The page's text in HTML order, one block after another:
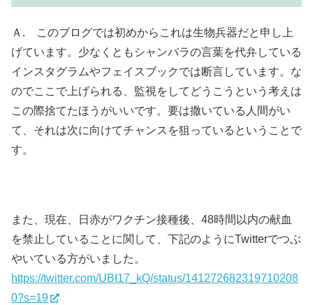
Ａ. このブログでは初めからこれは生物兵器だと申し上
げています。少なくともシャンバラの言葉を代弁している
インスタグラムやフェイスブックでは断言しています。な
のでここで上げられる、監視をしてどうこうという考えは
この際捨てたほうがいいです。要は撒いている人間がい
て、それは次に向けてチャンスを狙っているということで
す。
また、現在、日赤がワクチン接種後、48時間以内の献血
を禁止していることに関して、下記のようにTwitterでつぶ
やいている方がいました。
https://twitter.com/UBI17_kQ/status/141272682319710208
0?s=19